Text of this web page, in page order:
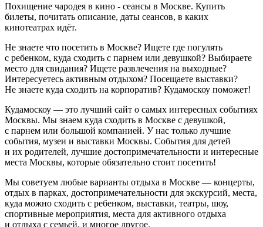
Похищение чародея в кино - сеансы в Москве. Купить
билеты, почитать описание, даты сеансов, в каких
кинотеатрах идёт.
Не знаете что посетить в Москве? Ищете где погулять
с ребенком, куда сходить с парнем или девушкой? Выбираете
место для свидания? Ищете развлечения на выходные?
Интересуетесь активным отдыхом? Посещаете выставки?
Не знаете куда сходить на корпоратив? Кудамоскоу поможет!
Кудамоскоу — это лучший сайт о самых интересных событиях
Москвы. Мы знаем куда сходить в Москве с девушкой,
с парнем или большой компанией. У нас только лучшие
события, музеи и выставки Москвы. События для детей
и их родителей, лучшие достопримечательности и интересные
места Москвы, которые обязательно стоит посетить!
Мы советуем любые варианты отдыха в Москве — концерты,
отдых в парках, достопримечательности для экскурсий, места,
куда можно сходить с ребенком, выставки, театры, шоу,
спортивные мероприятия, места для активного отдыха
и отдыха с семьей, и многое другое.